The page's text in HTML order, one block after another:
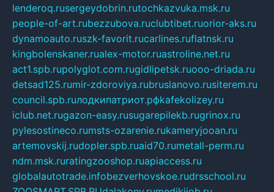
lenderoq.rusergeydobrin.rutochkazvuka.msk.ru
people-of-art.rubezzubova.ruclubtibet.ruorior-aks.ru
dynamoauto.ruszk-favorit.rucarlines.ruflatnsk.ru
kingbolenskaner.rualex-motor.ruastroline.net.ru
act1.spb.rupolyglot.com.rugidlipetsk.ruooo-driada.ru
detsad125.rumir-zdoroviya.rubruslanovo.rusiterem.ru
council.spb.ruлодкипатриот.рфkafekolizey.ru
iclub.net.rugazon-easy.rusugarepilekb.rugrinox.ru
pylesostineco.rumsts-ozarenie.rukameryjooan.ru
artemovskij.rudopler.spb.ruaid70.rumetall-perm.ru
ndm.msk.ruratingzooshop.ruapiaccess.ru
globalautotrade.infobezverhovskoe.rudrsschool.ru